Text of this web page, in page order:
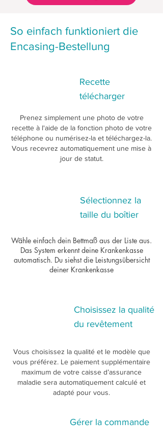
So einfach funktioniert die
Encasing-Bestellung
Recette
télécharger
Prenez simplement une photo de votre
recette à l'aide de la fonction photo de votre
téléphone ou numérisez-la et téléchargez-la.
Vous recevrez automatiquement une mise à
jour de statut.
Sélectionnez la
taille du boîtier
Wähle einfach dein Bettmaß aus der Liste aus.
Das System erkennt deine Krankenkasse
automatisch. Du siehst die Leistungsübersicht
deiner Krankenkasse
Choisissez la qualité
du revêtement
Vous choisissez la qualité et le modèle que
vous préférez. Le paiement supplémentaire
maximum de votre caisse d’assurance
maladie sera automatiquement calculé et
adapté pour vous.
Gérer la commande